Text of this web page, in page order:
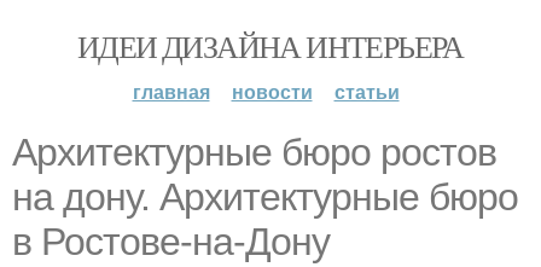
ИДЕИ ДИЗАЙНА ИНТЕРЬЕРА
главная новости статьи
Архитектурные бюро ростов
на дону. Архитектурные бюро
в Ростове-на-Дону